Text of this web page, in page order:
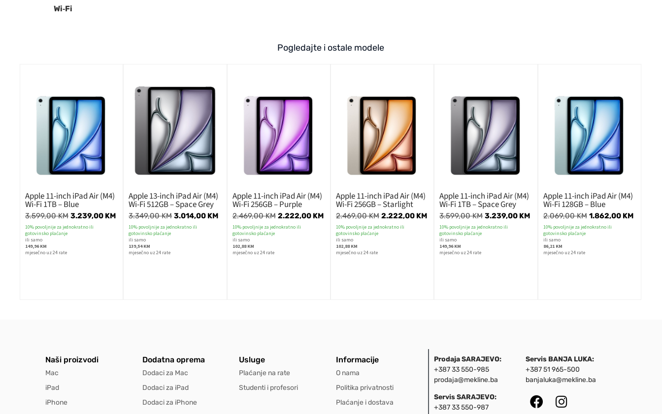
Wi‑Fi
Pogledajte i ostale modele
Apple 11-inch iPad Air (M4)
Wi-Fi 1TB – Blue
3.599,00KM 3.239,00 KM
10% povoljnije za jednokratno ili
gotovinsko plaćanje
ili samo
149,96 KM
mjesečno uz 24 rate
Apple 13-inch iPad Air (M4)
Wi-Fi 512GB – Space Grey
3.349,00KM 3.014,00 KM
10% povoljnije za jednokratno ili
gotovinsko plaćanje
ili samo
139,54 KM
mjesečno uz 24 rate
Apple 11-inch iPad Air (M4)
Wi-Fi 256GB – Purple
2.469,00KM 2.222,00 KM
10% povoljnije za jednokratno ili
gotovinsko plaćanje
ili samo
102,88 KM
mjesečno uz 24 rate
Apple 11-inch iPad Air (M4)
Wi-Fi 256GB – Starlight
2.469,00KM 2.222,00 KM
10% povoljnije za jednokratno ili
gotovinsko plaćanje
ili samo
102,88 KM
mjesečno uz 24 rate
Apple 11-inch iPad Air (M4)
Wi-Fi 1TB – Space Grey
3.599,00KM 3.239,00 KM
10% povoljnije za jednokratno ili
gotovinsko plaćanje
ili samo
149,96 KM
mjesečno uz 24 rate
Apple 11-inch iPad Air (M4)
Wi-Fi 128GB – Blue
2.069,00KM 1.862,00 KM
10% povoljnije za jednokratno ili
gotovinsko plaćanje
ili samo
86,21 KM
mjesečno uz 24 rate
Naši proizvodi
Mac
iPad
iPhone
Dodatna oprema
Dodaci za Mac
Dodaci za iPad
Dodaci za iPhone
Usluge
Plaćanje na rate
Studenti i profesori
Informacije
O nama
Politika privatnosti
Plaćanje i dostava
Prodaja SARAJEVO:
+387 33 550-985
prodaja@mekline.ba
Servis SARAJEVO:
+387 33 550-987
Servis BANJA LUKA:
+387 51 965-500
banjaluka@mekline.ba